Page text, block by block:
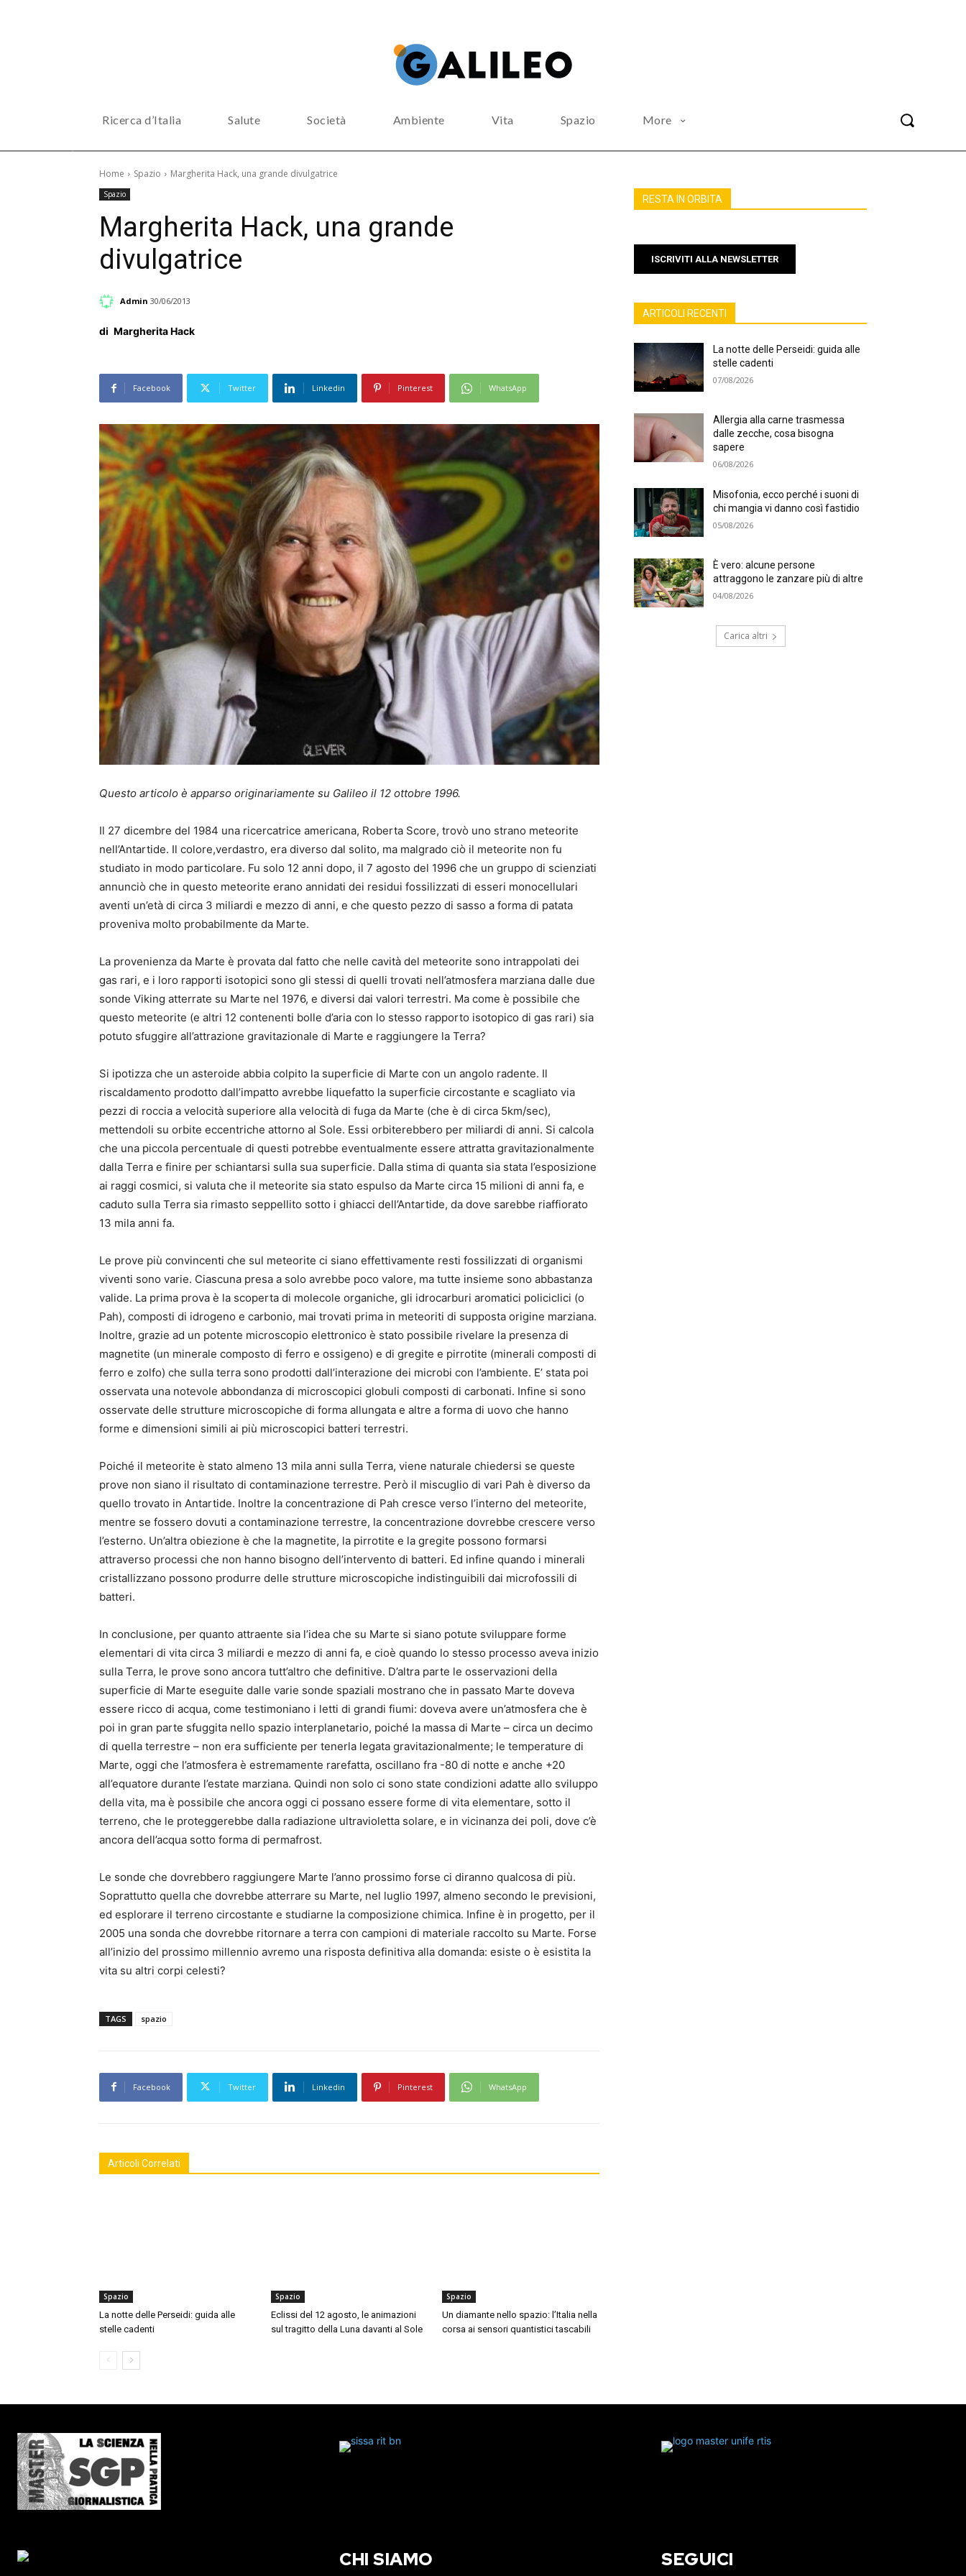
Ricerca d’Italia Salute Società Ambiente Vita Spazio More
Home Spazio Margherita Hack, una grande divulgatrice
Spazio
Margherita Hack, una grande
divulgatrice
Admin 30/06/2013
di Margherita Hack
Facebook Twitter Linkedin Pinterest WhatsApp
Questo articolo è apparso originariamente su Galileo il 12 ottobre 1996.
Il 27 dicembre del 1984 una ricercatrice americana, Roberta Score, trovò uno strano meteorite
nell’Antartide. Il colore,verdastro, era diverso dal solito, ma malgrado ciò il meteorite non fu
studiato in modo particolare. Fu solo 12 anni dopo, il 7 agosto del 1996 che un gruppo di scienziati
annunciò che in questo meteorite erano annidati dei residui fossilizzati di esseri monocellulari
aventi un’età di circa 3 miliardi e mezzo di anni, e che questo pezzo di sasso a forma di patata
proveniva molto probabilmente da Marte.
La provenienza da Marte è provata dal fatto che nelle cavità del meteorite sono intrappolati dei
gas rari, e i loro rapporti isotopici sono gli stessi di quelli trovati nell’atmosfera marziana dalle due
sonde Viking atterrate su Marte nel 1976, e diversi dai valori terrestri. Ma come è possibile che
questo meteorite (e altri 12 contenenti bolle d’aria con lo stesso rapporto isotopico di gas rari) sia
potuto sfuggire all’attrazione gravitazionale di Marte e raggiungere la Terra?
Si ipotizza che un asteroide abbia colpito la superficie di Marte con un angolo radente. Il
riscaldamento prodotto dall’impatto avrebbe liquefatto la superficie circostante e scagliato via
pezzi di roccia a velocità superiore alla velocità di fuga da Marte (che è di circa 5km/sec),
mettendoli su orbite eccentriche attorno al Sole. Essi orbiterebbero per miliardi di anni. Si calcola
che una piccola percentuale di questi potrebbe eventualmente essere attratta gravitazionalmente
dalla Terra e finire per schiantarsi sulla sua superficie. Dalla stima di quanta sia stata l’esposizione
ai raggi cosmici, si valuta che il meteorite sia stato espulso da Marte circa 15 milioni di anni fa, e
caduto sulla Terra sia rimasto seppellito sotto i ghiacci dell’Antartide, da dove sarebbe riaffiorato
13 mila anni fa.
Le prove più convincenti che sul meteorite ci siano effettivamente resti fossilizzati di organismi
viventi sono varie. Ciascuna presa a solo avrebbe poco valore, ma tutte insieme sono abbastanza
valide. La prima prova è la scoperta di molecole organiche, gli idrocarburi aromatici policiclici (o
Pah), composti di idrogeno e carbonio, mai trovati prima in meteoriti di supposta origine marziana.
Inoltre, grazie ad un potente microscopio elettronico è stato possibile rivelare la presenza di
magnetite (un minerale composto di ferro e ossigeno) e di gregite e pirrotite (minerali composti di
ferro e zolfo) che sulla terra sono prodotti dall’interazione dei microbi con l’ambiente. E’ stata poi
osservata una notevole abbondanza di microscopici globuli composti di carbonati. Infine si sono
osservate delle strutture microscopiche di forma allungata e altre a forma di uovo che hanno
forme e dimensioni simili ai più microscopici batteri terrestri.
Poiché il meteorite è stato almeno 13 mila anni sulla Terra, viene naturale chiedersi se queste
prove non siano il risultato di contaminazione terrestre. Però il miscuglio di vari Pah è diverso da
quello trovato in Antartide. Inoltre la concentrazione di Pah cresce verso l’interno del meteorite,
mentre se fossero dovuti a contaminazione terrestre, la concentrazione dovrebbe crescere verso
l’esterno. Un’altra obiezione è che la magnetite, la pirrotite e la gregite possono formarsi
attraverso processi che non hanno bisogno dell’intervento di batteri. Ed infine quando i minerali
cristallizzano possono produrre delle strutture microscopiche indistinguibili dai microfossili di
batteri.
In conclusione, per quanto attraente sia l’idea che su Marte si siano potute sviluppare forme
elementari di vita circa 3 miliardi e mezzo di anni fa, e cioè quando lo stesso processo aveva inizio
sulla Terra, le prove sono ancora tutt’altro che definitive. D’altra parte le osservazioni della
superficie di Marte eseguite dalle varie sonde spaziali mostrano che in passato Marte doveva
essere ricco di acqua, come testimoniano i letti di grandi fiumi: doveva avere un’atmosfera che è
poi in gran parte sfuggita nello spazio interplanetario, poiché la massa di Marte – circa un decimo
di quella terrestre – non era sufficiente per tenerla legata gravitazionalmente; le temperature di
Marte, oggi che l’atmosfera è estremamente rarefatta, oscillano fra -80 di notte e anche +20
all’equatore durante l’estate marziana. Quindi non solo ci sono state condizioni adatte allo sviluppo
della vita, ma è possibile che ancora oggi ci possano essere forme di vita elementare, sotto il
terreno, che le proteggerebbe dalla radiazione ultravioletta solare, e in vicinanza dei poli, dove c’è
ancora dell’acqua sotto forma di permafrost.
Le sonde che dovrebbero raggiungere Marte l’anno prossimo forse ci diranno qualcosa di più.
Soprattutto quella che dovrebbe atterrare su Marte, nel luglio 1997, almeno secondo le previsioni,
ed esplorare il terreno circostante e studiarne la composizione chimica. Infine è in progetto, per il
2005 una sonda che dovrebbe ritornare a terra con campioni di materiale raccolto su Marte. Forse
all’inizio del prossimo millennio avremo una risposta definitiva alla domanda: esiste o è esistita la
vita su altri corpi celesti?
TAGS spazio
Facebook Twitter Linkedin Pinterest WhatsApp
Articoli Correlati
Spazio
La notte delle Perseidi: guida alle
stelle cadenti
Spazio
Eclissi del 12 agosto, le animazioni
sul tragitto della Luna davanti al Sole
Spazio
Un diamante nello spazio: l’Italia nella
corsa ai sensori quantistici tascabili
RESTA IN ORBITA
ISCRIVITI ALLA NEWSLETTER
ARTICOLI RECENTI
La notte delle Perseidi: guida alle
stelle cadenti
07/08/2026
Allergia alla carne trasmessa
dalle zecche, cosa bisogna
sapere
06/08/2026
Misofonia, ecco perché i suoni di
chi mangia vi danno così fastidio
05/08/2026
È vero: alcune persone
attraggono le zanzare più di altre
04/08/2026
Carica altri
CHI SIAMO SEGUICI